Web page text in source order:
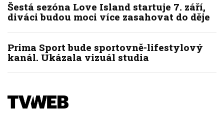
Šestá sezóna Love Island startuje 7. září,
diváci budou moci více zasahovat do děje
Prima Sport bude sportovně-lifestylový
kanál. Ukázala vizuál studia